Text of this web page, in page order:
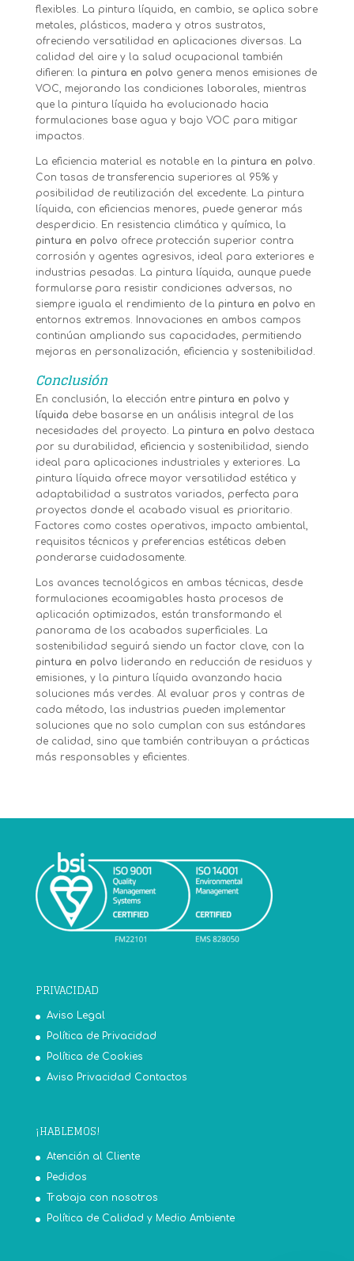
flexibles. La pintura líquida, en cambio, se aplica sobre
metales, plásticos, madera y otros sustratos,
ofreciendo versatilidad en aplicaciones diversas. La
calidad del aire y la salud ocupacional también
difieren: la pintura en polvo genera menos emisiones de
VOC, mejorando las condiciones laborales, mientras
que la pintura líquida ha evolucionado hacia
formulaciones base agua y bajo VOC para mitigar
impactos.
La eficiencia material es notable en la pintura en polvo.
Con tasas de transferencia superiores al 95% y
posibilidad de reutilización del excedente. La pintura
líquida, con eficiencias menores, puede generar más
desperdicio. En resistencia climática y química, la
pintura en polvo ofrece protección superior contra
corrosión y agentes agresivos, ideal para exteriores e
industrias pesadas. La pintura líquida, aunque puede
formularse para resistir condiciones adversas, no
siempre iguala el rendimiento de la pintura en polvo en
entornos extremos. Innovaciones en ambos campos
continúan ampliando sus capacidades, permitiendo
mejoras en personalización, eficiencia y sostenibilidad.
Conclusión
En conclusión, la elección entre pintura en polvo y
líquida debe basarse en un análisis integral de las
necesidades del proyecto. La pintura en polvo destaca
por su durabilidad, eficiencia y sostenibilidad, siendo
ideal para aplicaciones industriales y exteriores. La
pintura líquida ofrece mayor versatilidad estética y
adaptabilidad a sustratos variados, perfecta para
proyectos donde el acabado visual es prioritario.
Factores como costes operativos, impacto ambiental,
requisitos técnicos y preferencias estéticas deben
ponderarse cuidadosamente.
Los avances tecnológicos en ambas técnicas, desde
formulaciones ecoamigables hasta procesos de
aplicación optimizados, están transformando el
panorama de los acabados superficiales. La
sostenibilidad seguirá siendo un factor clave, con la
pintura en polvo liderando en reducción de residuos y
emisiones, y la pintura líquida avanzando hacia
soluciones más verdes. Al evaluar pros y contras de
cada método, las industrias pueden implementar
soluciones que no solo cumplan con sus estándares
de calidad, sino que también contribuyan a prácticas
más responsables y eficientes.
PRIVACIDAD
Aviso Legal
Política de Privacidad
Política de Cookies
Aviso Privacidad Contactos
¡HABLEMOS!
Atención al Cliente
Pedidos
Trabaja con nosotros
Política de Calidad y Medio Ambiente